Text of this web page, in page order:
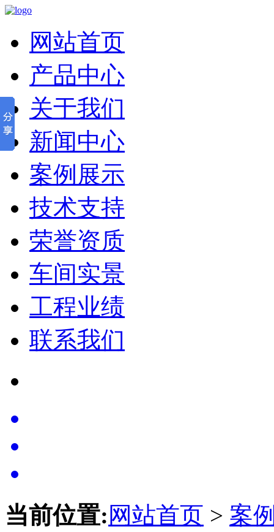
网站首页
产品中心
关于我们
新闻中心
案例展示
技术支持
荣誉资质
车间实景
工程业绩
联系我们
当前位置: 网站首页 > 案